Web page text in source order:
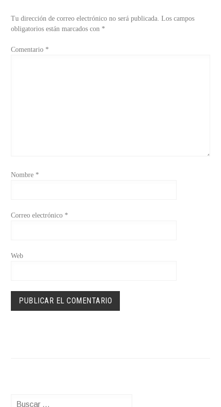
Tu dirección de correo electrónico no será publicada. Los campos
obligatorios están marcados con *
Comentario *
Nombre *
Correo electrónico *
Web
Buscar: